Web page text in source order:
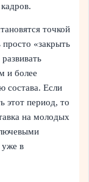
точкой
просто «закрыть
и более
состава. Если
этот период, то
на молодых
уже в